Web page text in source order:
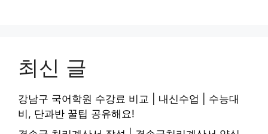
최신 글
강남구 국어학원 수강료 비교 | 내신수업 | 수능대
비, 단과반 꿀팁 공유해요!